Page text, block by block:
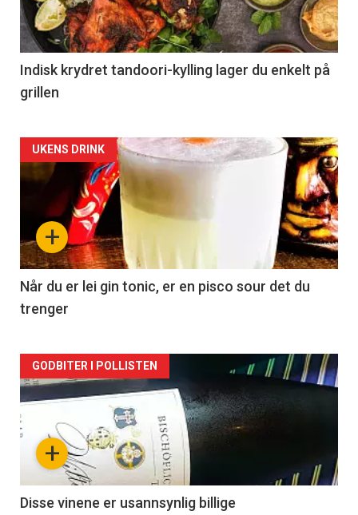
Indisk krydret tandoori-kylling lager du enkelt på
grillen
Forsiden
akkurat
nå
-
2
+
UKENS DRINK
Når du er lei gin tonic, er en pisco sour det du
trenger
Forsiden
akkurat
nå
3
+
GODBITER I POLLISTEN
Disse vinene er usannsynlig billige